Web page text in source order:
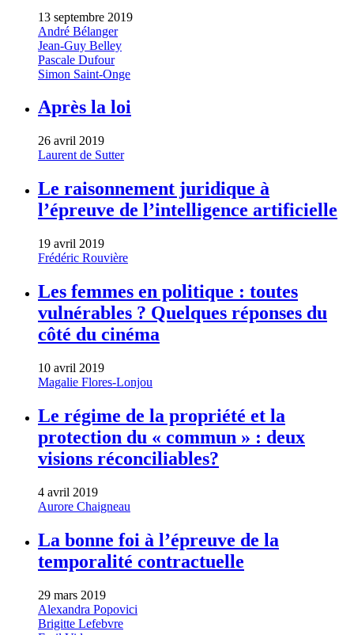
13 septembre 2019
André Bélanger
Jean-Guy Belley
Pascale Dufour
Simon Saint-Onge
Après la loi
26 avril 2019
Laurent de Sutter
Le raisonnement juridique à
l’épreuve de l’intelligence artificielle
19 avril 2019
Frédéric Rouvière
Les femmes en politique : toutes
vulnérables ? Quelques réponses du
côté du cinéma
10 avril 2019
Magalie Flores-Lonjou
Le régime de la propriété et la
protection du « commun » : deux
visions réconciliables?
4 avril 2019
Aurore Chaigneau
La bonne foi à l’épreuve de la
temporalité contractuelle
29 mars 2019
Alexandra Popovici
Brigitte Lefebvre